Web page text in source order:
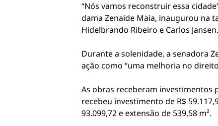
“Nós vamos reconstruir essa
dama Zenaide Maia, inaugurou na
Hidelbrando Ribeiro e Carlos Jansen.
Durante a solenidade, a senadora
ação como “uma melhoria no
As obras receberam investimentos
recebeu investimento de R$
93.099,72 e extensão de 539,58 m².